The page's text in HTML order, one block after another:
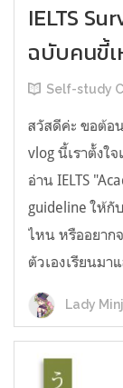
IELTS
ฉบับคนขี้
Self-study
สวัสดีค่ะ ขอต้อ
vlog นี้เราตั้งใ
อ่าน IELTS
guideline ให้กั
ไหน หรืออยาก
ตัวเองเรียนมา
Lady